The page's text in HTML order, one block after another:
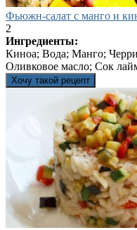
Фьюжн-салат с манго и
2
Ингредиенты:
Киноа; Вода; Манго;
Оливковое масло; Сок
Хочу такой рецепт